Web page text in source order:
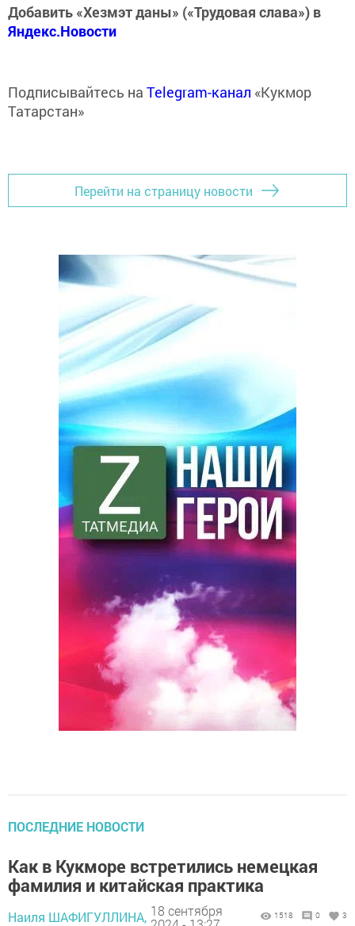
Добавить «Хезмэт даны» («Трудовая слава») в
Яндекс.Новости
Подписывайтесь на Telegram-канал «Кукмор
Татарстан»
Перейти на страницу новости
ПОСЛЕДНИЕ НОВОСТИ
Как в Кукморе встретились немецкая
фамилия и китайская практика
Наиля ШАФИГУЛЛИНА, 18 сентября
1518 0 3